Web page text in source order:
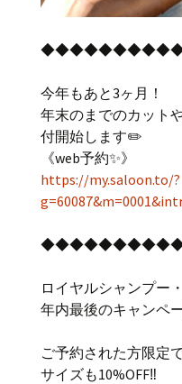
今年もあと3ヶ月！
年末のまでのカット
付開始します✏️
《web予約✨》
https://my.saloon.to/?
ロイヤルシャンプー
年内最後のキャンペ
ご予約された方限定
サイズも10%OFF‼️